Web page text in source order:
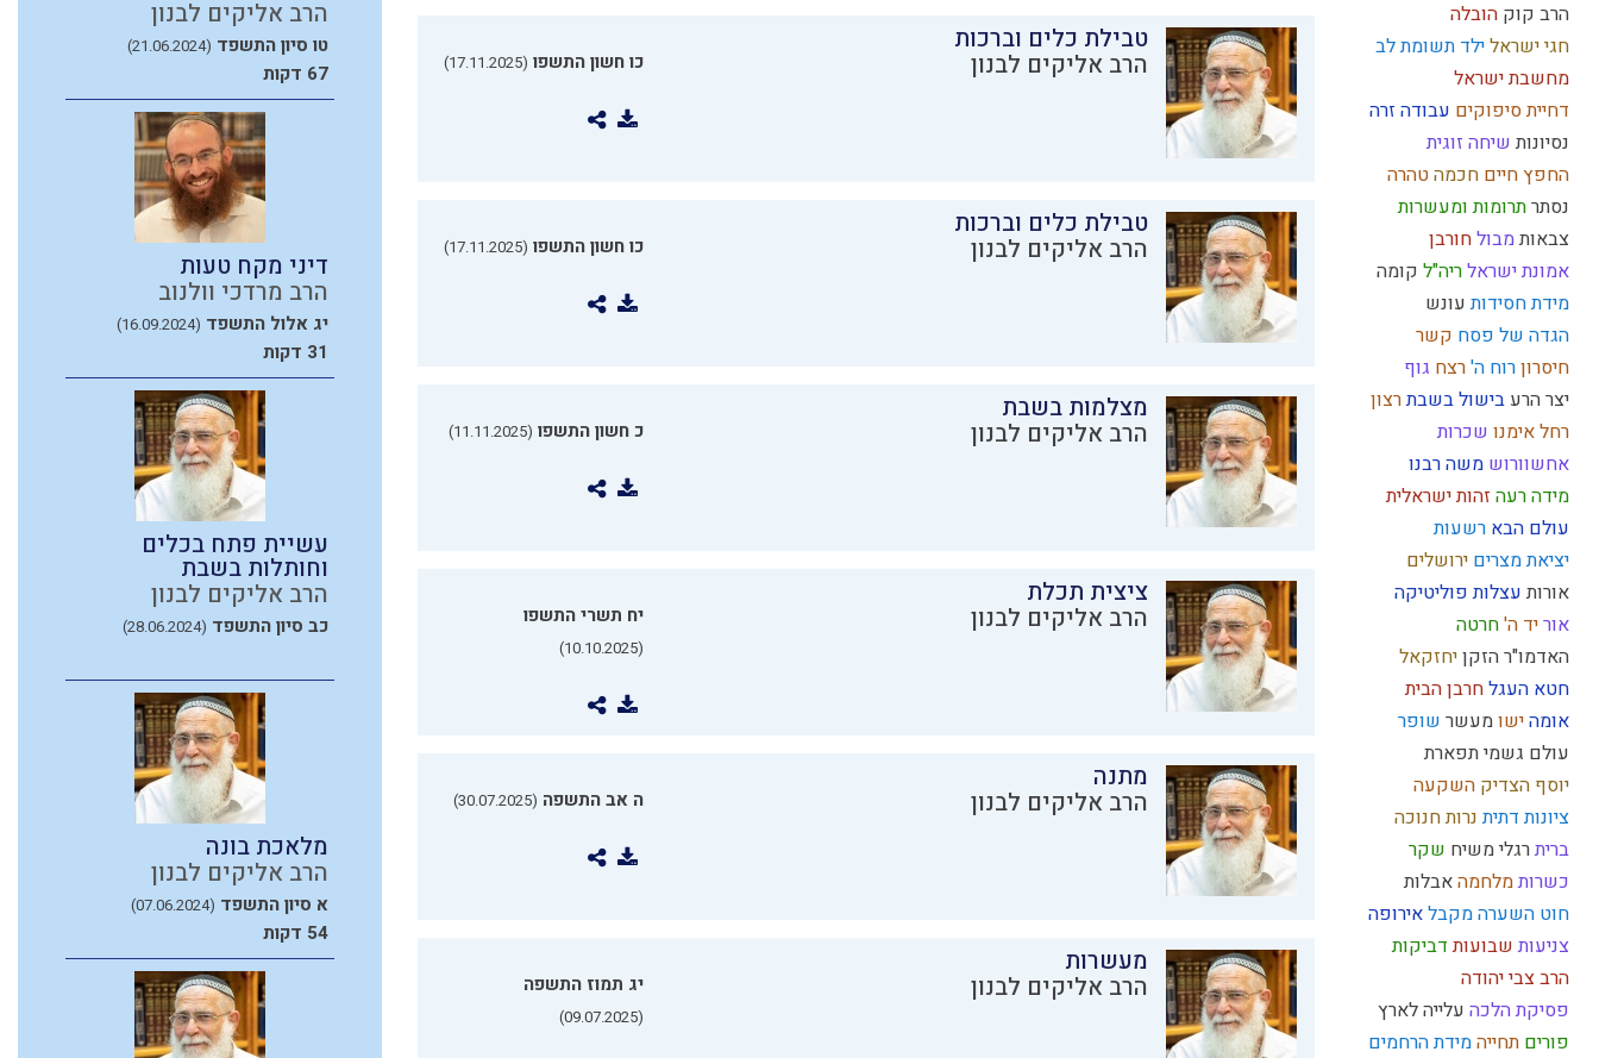
הרב קוק הובלה
חגי ישראלילד תשומת לב
מחשבת ישראל
דחיית סיפוקים עבודה זרה
נסיונות שיחה זוגית
החפץ חיים חכמהטהרה
נסתרתרומות ומעשרות
צבאותמבולחורבן
אמונת ישראלריה"ל קומה
מידת חסידותעונש
הגדה של פסח קשר
חיסרוןרוח ה'רצח גוף
יצר הרע בישול בשבתרצון
רחל אימנו שכרות
אחשוורוש משה רבנו
מידה רעה זהות ישראלית
עולם הבא רשעות
יציאת מצרים ירושלים
אורותעצלותפוליטיקה
אוריד ה'חרטה
האדמו"ר הזקןיחזקאל
חטא העגלחרבן הבית
אומהישומעשר שופר
עולם גשמיתפארת
יוסף הצדיק השקעה
ציונות דתיתנרות חנוכה
בריתרגלי משיח שקר
כשרותמלחמהאבלות
חוט השערהמקבלאירופה
צניעות שבועותדביקות
הרב צבי יהודה
פסיקת הלכה עלייה לארץ
פורים תחייהמידת הרחמים
טבילת כלים וברכות
הרב אליקים לבנון כו חשון התשפו (17.11.2025)
טבילת כלים וברכות
הרב אליקים לבנון כו חשון התשפו (17.11.2025)
מצלמות בשבת
הרב אליקים לבנון כ חשון התשפו (11.11.2025)
ציצית תכלת
הרב אליקים לבנון יח תשרי התשפו
(10.10.2025)
מתנה
הרב אליקים לבנון ה אב התשפה (30.07.2025)
מעשרות
הרב אליקים לבנון יג תמוז התשפה
(09.07.2025)
הרב אליקים לבנון
טו סיון התשפד (21.06.2024)
67 דקות
דיני מקח טעות
הרב מרדכי וולנוב
יג אלול התשפד (16.09.2024)
31 דקות
עשיית פתח בכלים
וחותלות בשבת
הרב אליקים לבנון
כב סיון התשפד (28.06.2024)
מלאכת בונה
הרב אליקים לבנון
א סיון התשפד (07.06.2024)
54 דקות